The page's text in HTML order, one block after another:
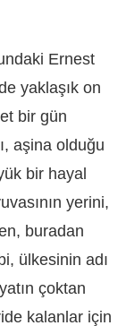
Ernest
yaklaşık on
bir gün
aşina olduğu
bir hayal
yerini,
buradan
ülkesinin adı
çoktan
kalanlar için